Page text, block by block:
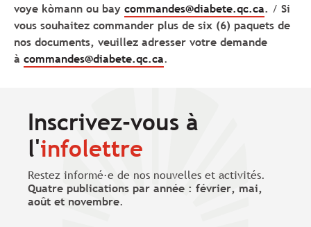
voye kòmann ou bay commandes@diabete.qc.ca. / Si
vous souhaitez commander plus de six (6) paquets de
nos documents, veuillez adresser votre demande
à commandes@diabete.qc.ca.
Inscrivez-vous à
l'infolettre
Restez informé·e de nos nouvelles et activités.
Quatre publications par année : février, mai,
août et novembre.